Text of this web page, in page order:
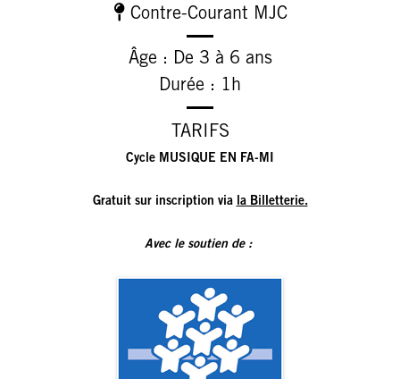
Contre-Courant MJC
Âge : De 3 à 6 ans
Durée : 1h
TARIFS
Cycle MUSIQUE EN FA-MI
Gratuit sur inscription via la Billetterie.
Avec le soutien de :